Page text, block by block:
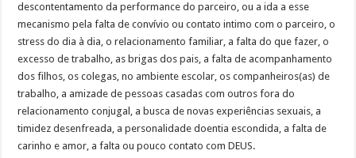
descontentamento da performance do parceiro, ou a ida a esse
mecanismo pela falta de convívio ou contato intimo com o parceiro, o
stress do dia à dia, o relacionamento familiar, a falta do que fazer, o
excesso de trabalho, as brigas dos pais, a falta de acompanhamento
dos filhos, os colegas, no ambiente escolar, os companheiros(as) de
trabalho, a amizade de pessoas casadas com outros fora do
relacionamento conjugal, a busca de novas experiências sexuais, a
timidez desenfreada, a personalidade doentia escondida, a falta de
carinho e amor, a falta ou pouco contato com DEUS.